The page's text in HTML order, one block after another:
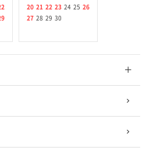
20 21 22 23 24 25 26
27 28 29 30